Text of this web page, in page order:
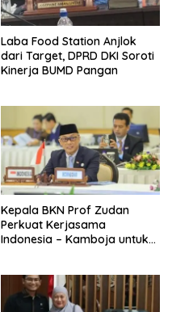
Laba Food Station Anjlok
dari Target, DPRD DKI Soroti
Kinerja BUMD Pangan
Kepala BKN Prof Zudan
Perkuat Kerjasama
Indonesia – Kamboja untuk